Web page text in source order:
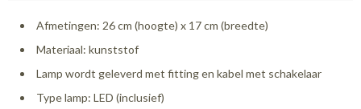
Afmetingen: 26 cm (hoogte) x 17 cm (breedte)
Materiaal: kunststof
Lamp wordt geleverd met fitting en kabel met schakelaar
Type lamp: LED (inclusief)